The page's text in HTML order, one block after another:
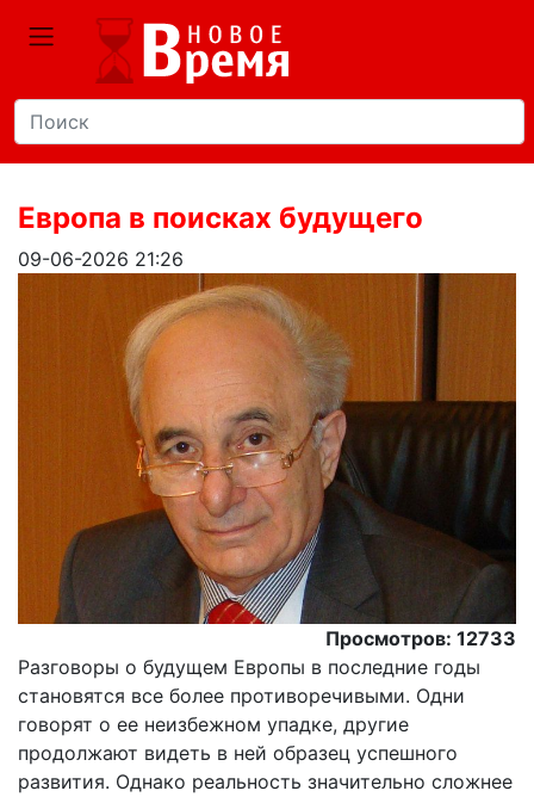
Европа в поисках будущего
09-06-2026 21:26
Просмотров: 12733
Разговоры о будущем Европы в последние годы
становятся все более противоречивыми. Одни
говорят о ее неизбежном упадке, другие
продолжают видеть в ней образец успешного
развития. Однако реальность значительно сложнее